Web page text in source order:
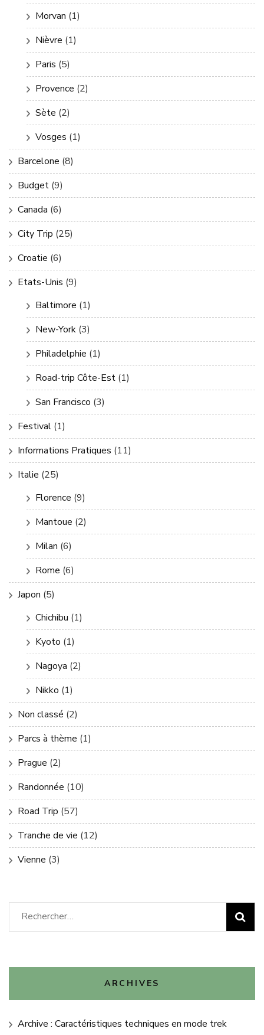
Morvan (1)
Nièvre (1)
Paris (5)
Provence (2)
Sète (2)
Vosges (1)
Barcelone (8)
Budget (9)
Canada (6)
City Trip (25)
Croatie (6)
Etats-Unis (9)
Baltimore (1)
New-York (3)
Philadelphie (1)
Road-trip Côte-Est (1)
San Francisco (3)
Festival (1)
Informations Pratiques (11)
Italie (25)
Florence (9)
Mantoue (2)
Milan (6)
Rome (6)
Japon (5)
Chichibu (1)
Kyoto (1)
Nagoya (2)
Nikko (1)
Non classé (2)
Parcs à thème (1)
Prague (2)
Randonnée (10)
Road Trip (57)
Tranche de vie (12)
Vienne (3)
Rechercher :
ARCHIVES
Archive : Caractéristiques techniques en mode trek